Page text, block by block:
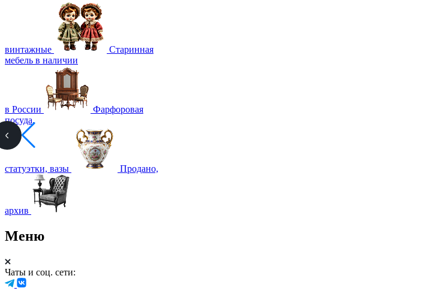
винтажные
Старинная
мебель в наличии
в России
Фарфоровая
посуда,
статуэтки, вазы Продано,
архив
Меню
Чаты и соц. сети: